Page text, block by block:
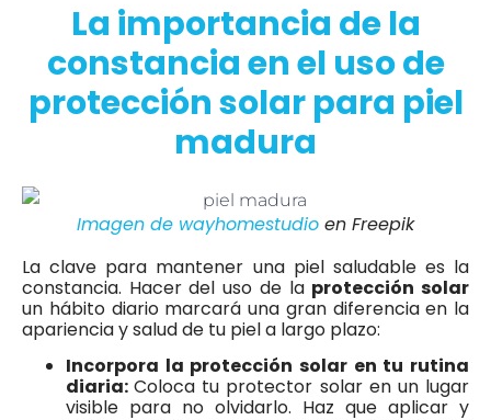
La importancia de la
constancia en el uso de
protección solar para piel
madura
Imagen de wayhomestudio en Freepik
La clave para mantener una piel saludable es la
constancia. Hacer del uso de la protección solar
un hábito diario marcará una gran diferencia en la
apariencia y salud de tu piel a largo plazo:
Incorpora la protección solar en tu rutina
diaria:Coloca tu protector solar en un lugar
visible para no olvidarlo. Haz que aplicar y